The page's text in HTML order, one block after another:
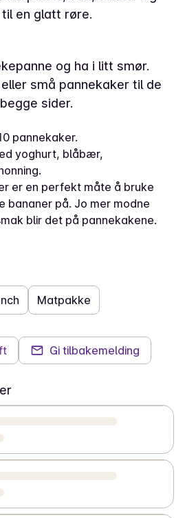
en glatt røre.
og ha i litt smør.
små pannekaker til de
sider.
pannekaker.
yoghurt, blåbær,
er en perfekt måte å bruke
bananer på. Jo mer modne
blir det på pannekakene.
Matpakke
Gi tilbakemelding